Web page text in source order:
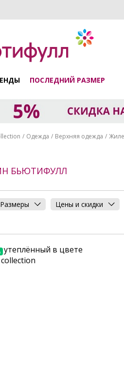
ПОСЛЕДНИЙ РАЗМЕР
Одежда Верхняя одежда
БЬЮТИФУЛЛ
Размеры Цены и скидки